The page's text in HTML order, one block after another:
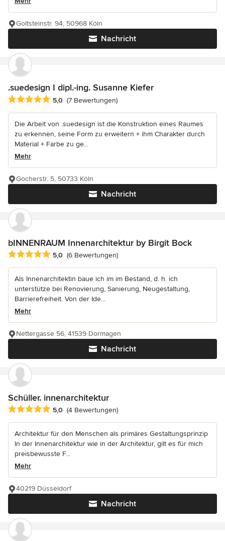
Nachricht
Goltsteinstr. 94, 50968 Köln
.suedesign I dipl.-ing. Susanne Kiefer
Durchschnittliche Bewertung: 5 von 5 Sternen
5,0 (7 Bewertungen)
Die Arbeit von .suedesign ist die Konstruktion eines Raumes
zu erkennen, seine Form zu erweitern + ihm Charakter durch
Material + Farbe zu ge...
Mehr
Nachricht
Gocherstr. 5, 50733 Köln
bINNENRAUM Innenarchitektur by Birgit Bock
Durchschnittliche Bewertung: 5 von 5 Sternen
5,0 (6 Bewertungen)
Als Innenarchitektin baue ich im im Bestand, d. h. ich
unterstütze bei Renovierung, Sanierung, Neugestaltung,
Barrierefreiheit. Von der Ide...
Mehr
Nachricht
Nettergasse 56, 41539 Dormagen
Schüller. innenarchitektur
Durchschnittliche Bewertung: 5 von 5 Sternen
5,0 (4 Bewertungen)
Architektur für den Menschen als primäres Gestaltungsprinzip
In der Innenarchitektur wie in der Architektur, gilt es für mich
preisbewusste F...
Mehr
Nachricht
40219 Düsseldorf